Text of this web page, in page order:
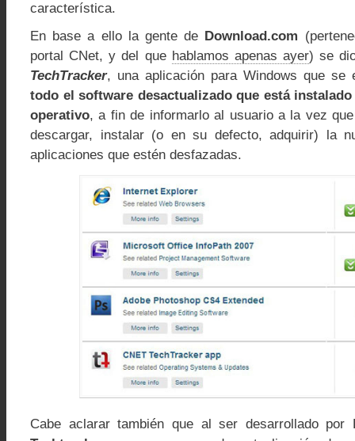
característica.
En base a ello la gente de Download.com
portal CNet, y del que hablamos apenas ayer) se
TechTracker, una aplicación para Windows que se
todo el software desactualizado que está
operativo, a fin de informarlo al usuario a la vez
descargar, instalar (o en su defecto, adquirir) la
aplicaciones que estén desfazadas.
Cabe aclarar también que al ser desarrollado por